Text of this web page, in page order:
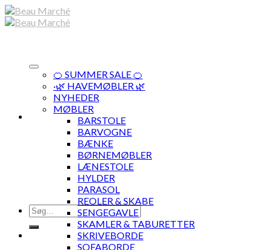
Skip
to
Søg
efter:
🍊 SUMMER SALE 🍊
·🌿 HAVEMØBLER 🌿
NYHEDER
MØBLER
BARSTOLE
BARVOGNE
BÆNKE
BØRNEMØBLER
LÆNESTOLE
HYLDER
PARASOL
REOLER & SKABE
SENGEGAVLE
SKAMLER & TABURETTER
SKRIVEBORDE
SOFABORDE